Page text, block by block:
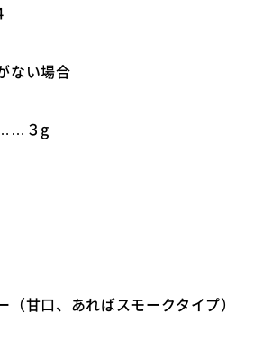
ない場合
……３g
（甘口、あればスモークタイプ）